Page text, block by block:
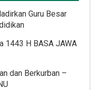
Guru Besar
1443 H BASA JAWA
dan Berkurban –